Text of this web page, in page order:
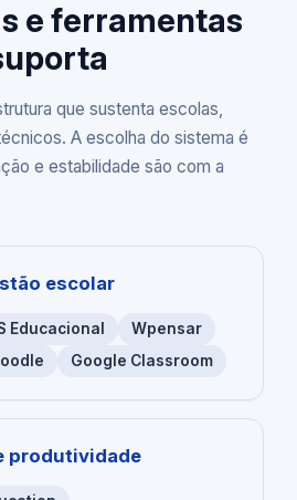
e ferramentas
que sustenta escolas,
A escolha do sistema é
e estabilidade são com a
escolar
Educacional
Wpensar
Google Classroom
produtividade